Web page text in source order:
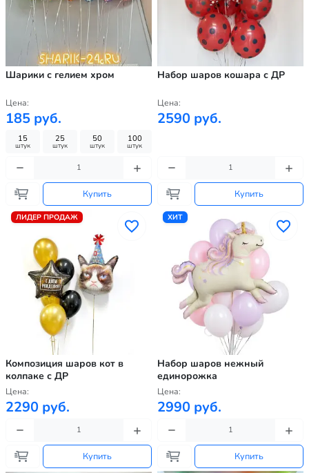
Шарики с гелием хром
Цена:
185 руб.
15
штук
25
штук
50
штук
100
штук
Купить
Набор шаров кошара с ДР
Цена:
2590 руб.
Купить
ЛИДЕР ПРОДАЖ
Композиция шаров кот в
колпаке с ДР
Цена:
2290 руб.
Купить
ХИТ
Набор шаров нежный
единорожка
Цена:
2990 руб.
Купить